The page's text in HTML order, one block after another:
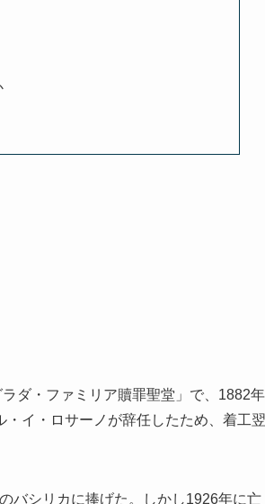
ダ・ファミリア贖罪聖堂」で、1882年
イ・ロサーノが辞任したため、着工翌
バシリカに捧げた。しかし1926年に亡